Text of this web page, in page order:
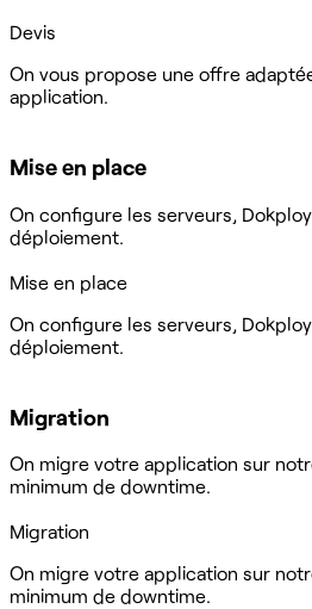
Devis
On vous propose une offre
application.
Mise en place
On configure les serveurs,
déploiement.
Mise en place
On configure les serveurs,
déploiement.
Migration
On migre votre application sur
minimum de downtime.
Migration
On migre votre application sur
minimum de downtime.